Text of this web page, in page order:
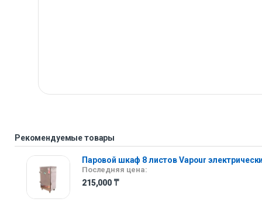
Рекомендуемые товары
Паровой шкаф 8 листов Vapour
Последняя цена:
215,000 ₸